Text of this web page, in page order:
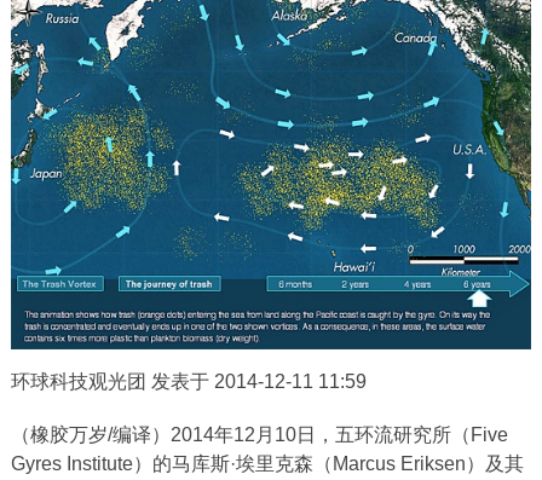
环球科技观光团 发表于 2014-12-11 11:59
（橡胶万岁/编译）2014年12月10日，五环流研究所（Five
Gyres Institute）的马库斯·埃里克森（Marcus Eriksen）及其